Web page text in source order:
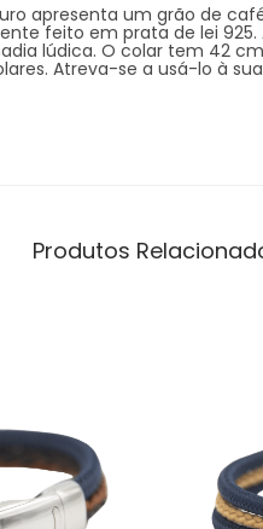
apresenta um grão de
feito em prata de lei
lúdica. O colar tem 42
Atreva-se a usá-lo à
Produtos